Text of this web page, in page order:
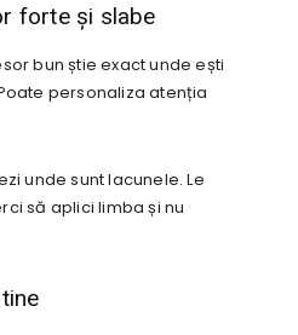
forte și slabe
bun știe exact unde ești
personaliza atenția
unde sunt lacunele. Le
să aplici limba și nu